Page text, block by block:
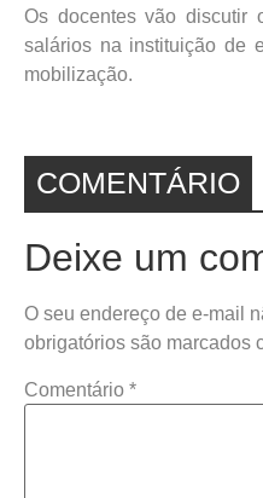
Os docentes vão discutir
salários na instituição de
mobilização.
COMENTÁRIO
Deixe um
O seu endereço de e-mail
obrigatórios são marcados
Comentário *